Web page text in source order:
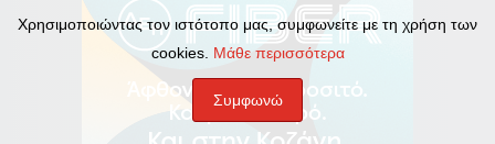
Χρησιμοποιώντας τον ιστότοπο μας, συμφωνείτε με τη χρήση των
cookies. Μάθε περισσότερα
Συμφωνώ